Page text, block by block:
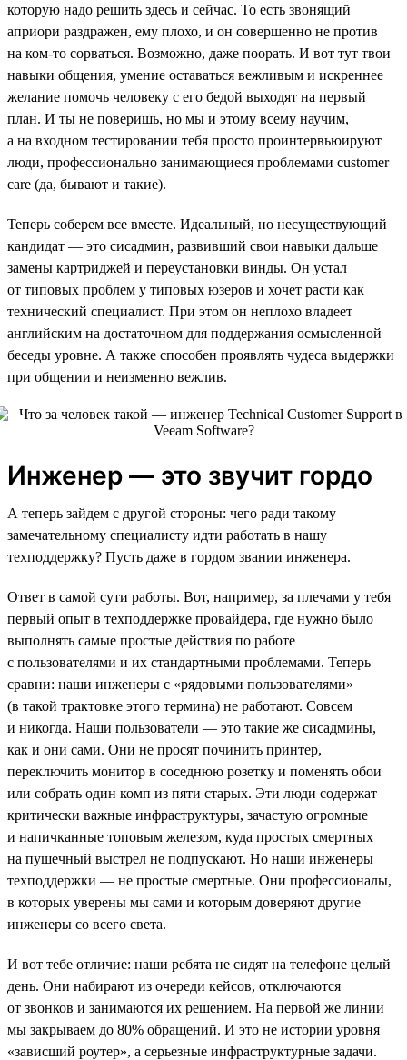
которую надо решить здесь и сейчас. То есть звонящий
априори раздражен, ему плохо, и он совершенно не против
на ком-то сорваться. Возможно, даже поорать. И вот тут твои
навыки общения, умение оставаться вежливым и искреннее
желание помочь человеку с его бедой выходят на первый
план. И ты не поверишь, но мы и этому всему научим,
а на входном тестировании тебя просто проинтервьюируют
люди, профессионально занимающиеся проблемами customer
care (да, бывают и такие).
Теперь соберем все вместе. Идеальный, но несуществующий
кандидат — это сисадмин, развивший свои навыки дальше
замены картриджей и переустановки винды. Он устал
от типовых проблем у типовых юзеров и хочет расти как
технический специалист. При этом он неплохо владеет
английским на достаточном для поддержания осмысленной
беседы уровне. А также способен проявлять чудеса выдержки
при общении и неизменно вежлив.
Инженер — это звучит гордо
А теперь зайдем с другой стороны: чего ради такому
замечательному специалисту идти работать в нашу
техподдержку? Пусть даже в гордом звании инженера.
Ответ в самой сути работы. Вот, например, за плечами у тебя
первый опыт в техподдержке провайдера, где нужно было
выполнять самые простые действия по работе
с пользователями и их стандартными проблемами. Теперь
сравни: наши инженеры с «рядовыми пользователями»
(в такой трактовке этого термина) не работают. Совсем
и никогда. Наши пользователи — это такие же сисадмины,
как и они сами. Они не просят починить принтер,
переключить монитор в соседнюю розетку и поменять обои
или собрать один комп из пяти старых. Эти люди содержат
критически важные инфраструктуры, зачастую огромные
и напичканные топовым железом, куда простых смертных
на пушечный выстрел не подпускают. Но наши инженеры
техподдержки — не простые смертные. Они профессионалы,
в которых уверены мы сами и которым доверяют другие
инженеры со всего света.
И вот тебе отличие: наши ребята не сидят на телефоне целый
день. Они набирают из очереди кейсов, отключаются
от звонков и занимаются их решением. На первой же линии
мы закрываем до 80% обращений. И это не истории уровня
«зависший роутер», а серьезные инфраструктурные задачи.